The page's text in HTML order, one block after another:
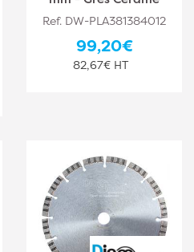
Ref. DW-PLA381384012
99,20€
82,67€ HT